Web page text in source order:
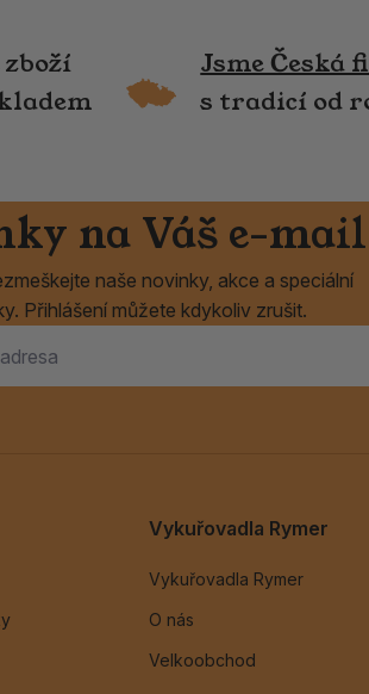
zboží
Jsme Česká
s tradicí od
na Váš e-mail
naše novinky, akce a speciální
Přihlášení můžete kdykoliv zrušit.
Vykuřovadla Rymer
Vykuřovadla Rymer
O nás
Velkoobchod